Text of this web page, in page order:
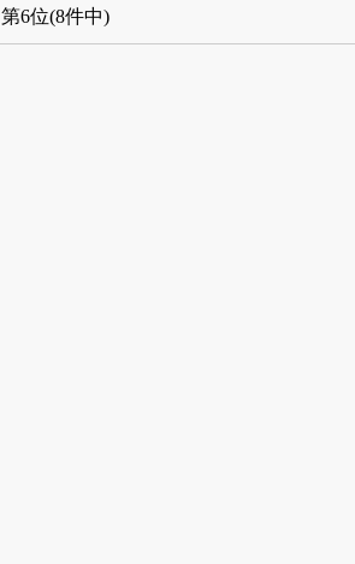
第6位(8件中)